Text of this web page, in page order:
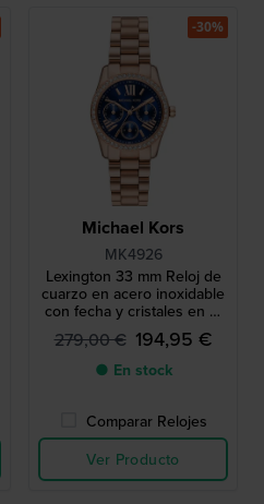
Michael Kors
MK4926
Lexington 33 mm Reloj de
cuarzo en acero inoxidable
con fecha y cristales en el
bisel
279,00 € 194,95 €
● En stock
Comparar Relojes
Ver Producto
-30%